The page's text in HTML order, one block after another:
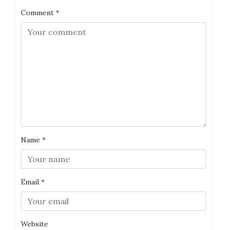
Comment *
Name *
Email *
Website